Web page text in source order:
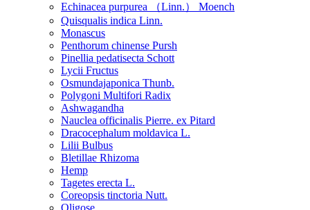
Echinacea purpurea （Linn.） Moench
Quisqualis indica Linn.
Monascus
Penthorum chinense Pursh
Pinellia pedatisecta Schott
Lycii Fructus
Osmundajaponica Thunb.
Polygoni Multifori Radix
Ashwagandha
Nauclea officinalis Pierre. ex Pitard
Dracocephalum moldavica L.
Lilii Bulbus
Bletillae Rhizoma
Hemp
Tagetes erecta L.
Coreopsis tinctoria Nutt.
Oligose